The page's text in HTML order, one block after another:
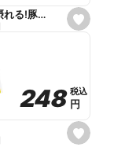
e
s
e
o
r
i
e
たんぱく質が摂れる!豚しゃぶのパスタサラダ
s
e
248
248 税込
税込
円
円